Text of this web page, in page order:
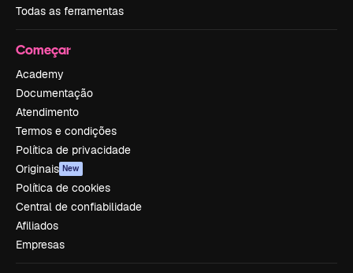
Todas as ferramentas
Começar
Academy
Documentação
Atendimento
Termos e condições
Política de privacidade
Originais New
Política de cookies
Central de confiabilidade
Afiliados
Empresas